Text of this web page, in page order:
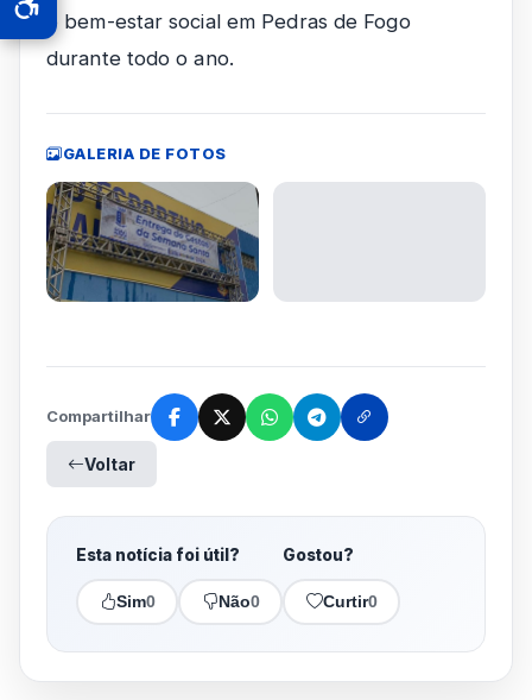
o bem-estar social em Pedras de Fogo
durante todo o ano.
GALERIA DE FOTOS
Compartilhar
Voltar
Esta notícia foi útil?
Sim0 Não0
Gostou?
Curtir0